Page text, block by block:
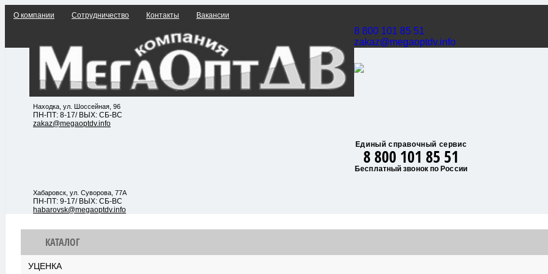
О компании Сотрудничество Контакты Вакансии
8 800 101 85 51
zakaz@megaoptdv.info
Находка, ул. Шоссейная, 96
ПН-ПТ: 8-17/ ВЫХ: СБ-ВС
zakaz@megaoptdv.info
Единый справочный сервис
8 800 101 85 51
Бесплатный звонок по России
Хабаровск, ул. Суворова, 77А
ПН-ПТ: 9-17/ ВЫХ: СБ-ВС
habarovsk@megaoptdv.info
КАТАЛОГ
УЦЕНКА